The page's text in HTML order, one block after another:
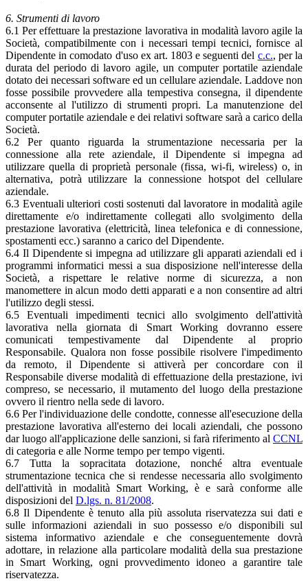
6. Strumenti di lavoro
6.1 Per effettuare la prestazione lavorativa in modalità lavoro agile la
Società, compatibilmente con i necessari tempi tecnici, fornisce al
Dipendente in comodato d'uso ex art. 1803 e seguenti del c.c., per la
durata del periodo di lavoro agile, un computer portatile aziendale
dotato dei necessari software ed un cellulare aziendale. Laddove non
fosse possibile provvedere alla tempestiva consegna, il dipendente
acconsente al l'utilizzo di strumenti propri. La manutenzione del
computer portatile aziendale e dei relativi software sarà a carico della
Società.
6.2 Per quanto riguarda la strumentazione necessaria per la
connessione alla rete aziendale, il Dipendente si impegna ad
utilizzare quella di proprietà personale (fissa, wi-fi, wireless) o, in
alternativa, potrà utilizzare la connessione hotspot del cellulare
aziendale.
6.3 Eventuali ulteriori costi sostenuti dal lavoratore in modalità agile
direttamente e/o indirettamente collegati allo svolgimento della
prestazione lavorativa (elettricità, linea telefonica e di connessione,
spostamenti ecc.) saranno a carico del Dipendente.
6.4 Il Dipendente si impegna ad utilizzare gli apparati aziendali ed i
programmi informatici messi a sua disposizione nell'interesse della
Società, a rispettare le relative norme di sicurezza, a non
manomettere in alcun modo detti apparati e a non consentire ad altri
l'utilizzo degli stessi.
6.5 Eventuali impedimenti tecnici allo svolgimento dell'attività
lavorativa nella giornata di Smart Working dovranno essere
comunicati tempestivamente dal Dipendente al proprio
Responsabile. Qualora non fosse possibile risolvere l'impedimento
da remoto, il Dipendente si attiverà per concordare con il
Responsabile diverse modalità di effettuazione della prestazione, ivi
compreso, se necessario, il mutamento del luogo della prestazione
ovvero il rientro nella sede di lavoro.
6.6 Per l'individuazione delle condotte, connesse all'esecuzione della
prestazione lavorativa all'esterno dei locali aziendali, che possono
dar luogo all'applicazione delle sanzioni, si farà riferimento al CCNL
di categoria e alle Norme tempo per tempo vigenti.
6.7 Tutta la sopracitata dotazione, nonché altra eventuale
strumentazione tecnica che si rendesse necessaria allo svolgimento
dell'attività in modalità Smart Working, è e sarà conforme alle
disposizioni del D.lgs. n. 81/2008.
6.8 Il Dipendente è tenuto alla più assoluta riservatezza sui dati e
sulle informazioni aziendali in suo possesso e/o disponibili sul
sistema informativo aziendale e che conseguentemente dovrà
adottare, in relazione alla particolare modalità della sua prestazione
in Smart Working, ogni provvedimento idoneo a garantire tale
riservatezza.